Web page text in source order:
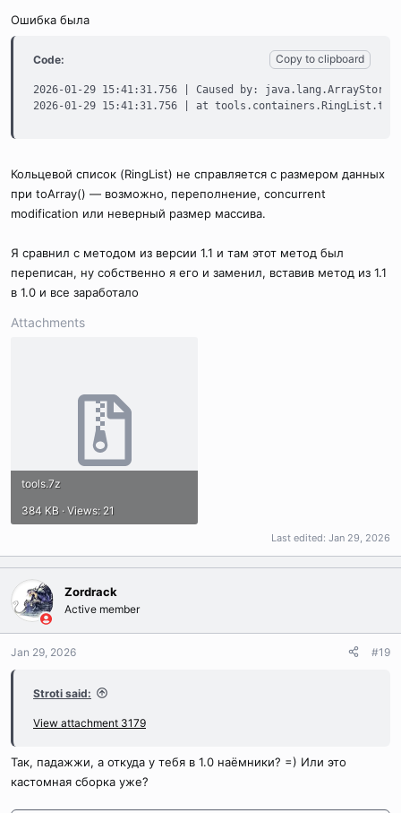
Ошибка была
Code: Copy to clipboard
2026-01-29 15:41:31.756 | Caused by:
2026-01-29 15:41:31.756 | at
Кольцевой список (RingList) не справляется с размером данных
при toArray() — возможно, переполнение, concurrent
modification или неверный размер массива.
Я сравнил с методом из версии 1.1 и там этот метод был
переписан, ну собственно я его и заменил, вставив метод из 1.1
в 1.0 и все заработало
Attachments
tools.7z
384 KB · Views: 21
Last edited: Jan 29, 2026
Zordrack
Active member
Jan 29, 2026 #19
Stroti said:
View attachment 3179
Так, падажжи, а откуда у тебя в 1.0 наёмники? =) Или это
кастомная сборка уже?